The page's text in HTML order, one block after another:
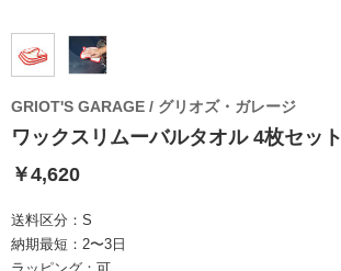
GRIOT'S GARAGE / グリオズ・ガレージ
ワックスリムーバルタオル 4枚セット
￥4,620
送料区分： S
納期最短： 2〜3日